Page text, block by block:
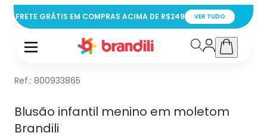
FRETE GRÁTIS EM COMPRAS ACIMA DE R$249 VER TUDO
Ref.: 800933865
Blusão infantil menino em moletom
Brandili